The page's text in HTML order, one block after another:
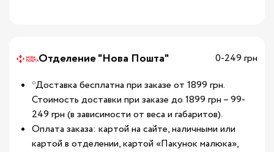
Отделение "Нова Пошта"
0-249 грн
*Доставка бесплатна при заказе от 1899 грн.
Стоимость доставки при заказе до 1899 грн – 99-
249 грн (в зависимости от веса и габаритов).
Оплата заказа: картой на сайте, наличными или
картой в отделении, картой «Пакунок малюка»,